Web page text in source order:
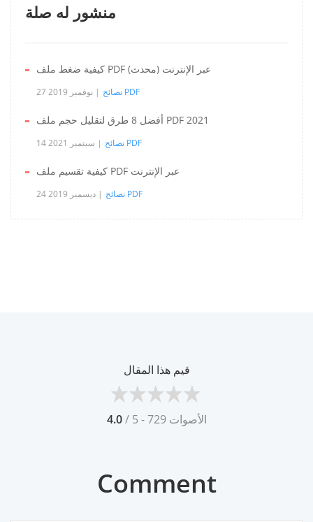
منشور له صلة
كيفية ضغط ملف PDF عبر الإنترنت (محدث)
27 نوفمبر 2019 نصائح PDF
أفضل 8 طرق لتقليل حجم ملف PDF 2021
14 سبتمبر 2021 نصائح PDF
كيفية تقسيم ملف PDF عبر الإنترنت
24 ديسمبر 2019 نصائح PDF
قيم هذا المقال
4.0 / 5 - 729 الأصوات
Comment